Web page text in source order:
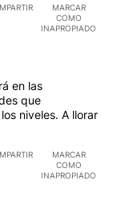
MARCAR
COMO
INAPROPIADO
en las
que
niveles. A llorar
MARCAR
COMO
INAPROPIADO